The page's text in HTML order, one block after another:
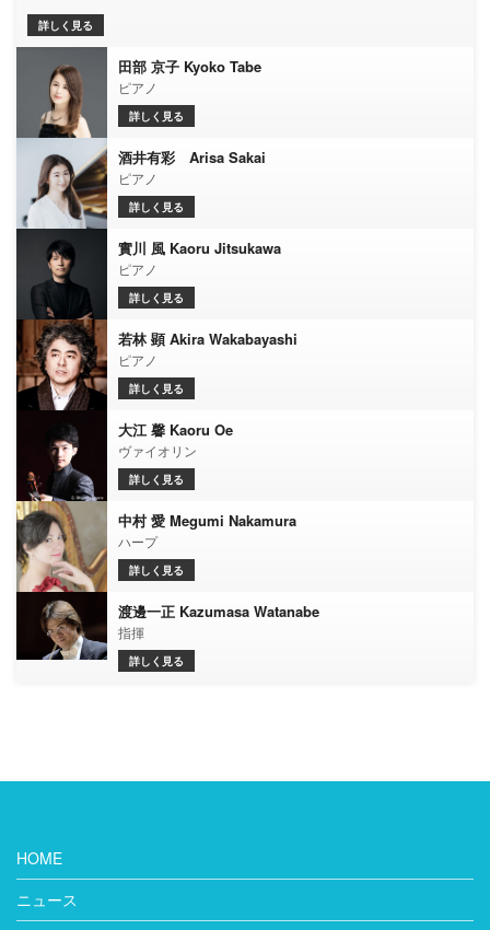
詳しく見る
田部 京子 Kyoko Tabe
ピアノ
詳しく見る
酒井有彩 Arisa Sakai
ピアノ
詳しく見る
實川 風 Kaoru Jitsukawa
ピアノ
詳しく見る
若林 顕 Akira Wakabayashi
ピアノ
詳しく見る
大江 馨 Kaoru Oe
ヴァイオリン
詳しく見る
中村 愛 Megumi Nakamura
ハープ
詳しく見る
渡邊一正 Kazumasa Watanabe
指揮
詳しく見る
HOME
ニュース